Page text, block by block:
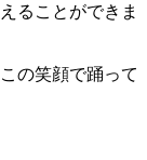
ることができま
の笑顔で踊って